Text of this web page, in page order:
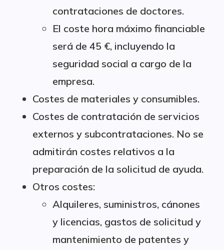
contrataciones de doctores.
El coste hora máximo financiable
será de 45 €, incluyendo la
seguridad social a cargo de la
empresa.
Costes de materiales y consumibles.
Costes de contratación de servicios
externos y subcontrataciones. No se
admitirán costes relativos a la
preparación de la solicitud de ayuda.
Otros costes:
Alquileres, suministros, cánones
y licencias, gastos de solicitud y
mantenimiento de patentes y